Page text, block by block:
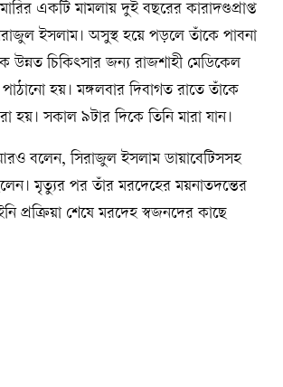
একটি মামলায় দুই বছরের কারাদণ্ডপ্রাপ্ত
ইসলাম। অসুস্থ হয়ে পড়লে তাঁকে পাবনা
উন্নত চিকিৎসার জন্য রাজশাহী মেডিকেল
হয়। মঙ্গলবার দিবাগত রাতে তাঁকে
হয়। সকাল ৯টার দিকে তিনি মারা যান।
বলেন, সিরাজুল ইসলাম ডায়াবেটিসসহ
মৃত্যুর পর তাঁর মরদেহের ময়নাতদন্তের
প্রক্রিয়া শেষে মরদেহ স্বজনদের কাছে